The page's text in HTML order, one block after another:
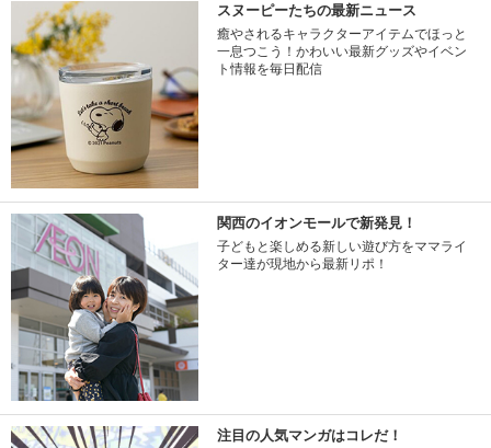
スヌーピーたちの最新ニュース
癒やされるキャラクターアイテムでほっと
一息つこう！かわいい最新グッズやイベン
ト情報を毎日配信
関西のイオンモールで新発見！
子どもと楽しめる新しい遊び方をママライ
ター達が現地から最新リポ！
注目の人気マンガはコレだ！